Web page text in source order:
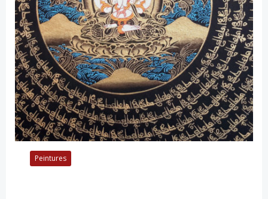
Peintures